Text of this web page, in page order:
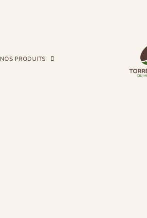
NOS PRODUITS